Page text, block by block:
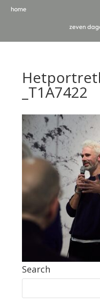
home
zeven
_T1A7422
Search